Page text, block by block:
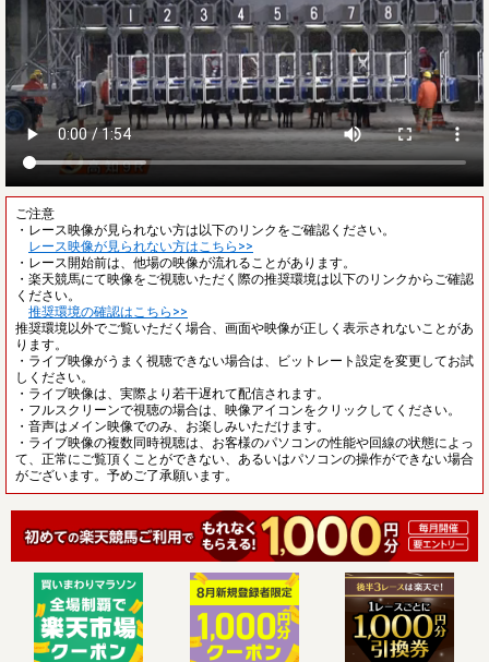
ご注意
・レース映像が見られない方は以下のリンクをご確認ください。
レース映像が見られない方はこちら>>
・レース開始前は、他場の映像が流れることがあります。
・楽天競馬にて映像をご視聴いただく際の推奨環境は以下のリンクからご確認
ください。
推奨環境の確認はこちら>>
推奨環境以外でご覧いただく場合、画面や映像が正しく表示されないことがあ
ります。
・ライブ映像がうまく視聴できない場合は、ビットレート設定を変更してお試
しください。
・ライブ映像は、実際より若干遅れて配信されます。
・フルスクリーンで視聴の場合は、映像アイコンをクリックしてください。
・音声はメイン映像でのみ、お楽しみいただけます。
・ライブ映像の複数同時視聴は、お客様のパソコンの性能や回線の状態によっ
て、正常にご覧頂くことができない、あるいはパソコンの操作ができない場合
がございます。予めご了承願います。